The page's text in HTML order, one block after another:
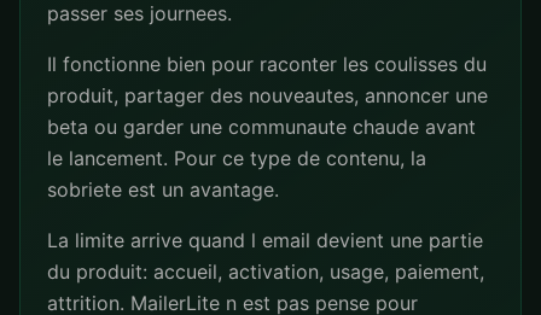
passer ses journees.
Il fonctionne bien pour raconter les coulisses du
produit, partager des nouveautes, annoncer une
beta ou garder une communaute chaude avant
le lancement. Pour ce type de contenu, la
sobriete est un avantage.
La limite arrive quand l email devient une partie
du produit: accueil, activation, usage, paiement,
attrition. MailerLite n est pas pense pour